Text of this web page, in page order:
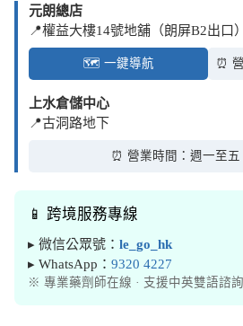
元朗總店
📍權益大樓14號地舖（朗屏B2出口）
🗺️ 一鍵導航 ⏰
上水倉儲中心
📍古洞路地下
⏰ 營業時間：週一至五
📱 跨境服務專線
▸ 微信公眾號： le_go_hk
▸ WhatsApp： 9320 4227
※ 專業藥劑師在線 · 支援中英雙語諮詢